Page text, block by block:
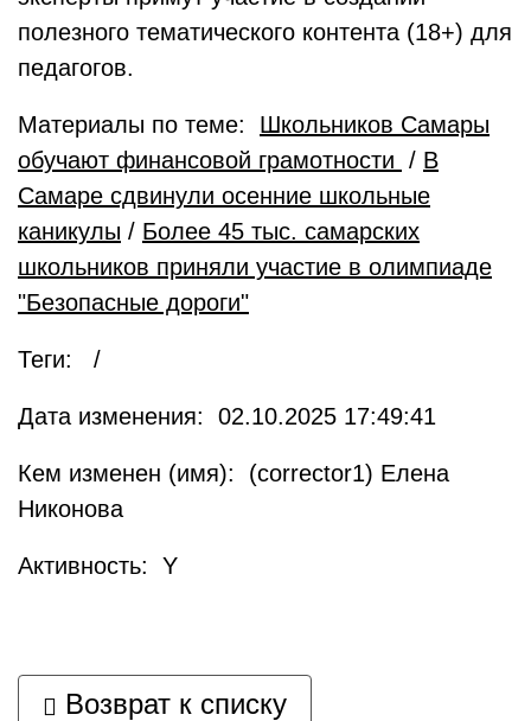
полезного тематического контента (18+) для
педагогов.
Материалы по теме: Школьников Самары
обучают финансовой грамотности / В
Самаре сдвинули осенние школьные
каникулы / Более 45 тыс. самарских
школьников приняли участие в олимпиаде
"Безопасные дороги"
Теги: /
Дата изменения: 02.10.2025 17:49:41
Кем изменен (имя): (corrector1) Елена
Никонова
Активность: Y
Возврат к списку